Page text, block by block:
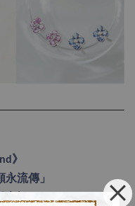
》
永流傳」
永恒